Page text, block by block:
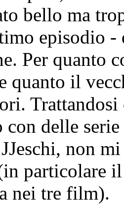
bello ma
episodio -
Per quanto
quanto il
delle
non
particolare
nei tre film).